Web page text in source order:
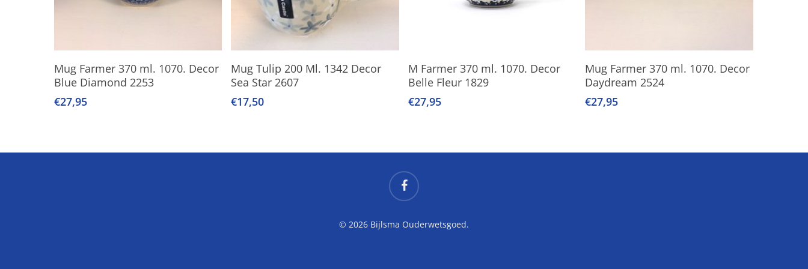
Toevoegen Aan Winkelwagen
Mug Farmer 370 ml. 1070. Decor
Blue Diamond 2253
€27,95
Lees Verder
Mug Tulip 200 Ml. 1342 Decor
Sea Star 2607
€17,50
Lees Verder
M Farmer 370 ml. 1070. Decor
Belle Fleur 1829
€27,95
Lees Verder
Mug Farmer 370 ml. 1070. Decor
Daydream 2524
€27,95
facebook
© 2026 Bijlsma Ouderwetsgoed.